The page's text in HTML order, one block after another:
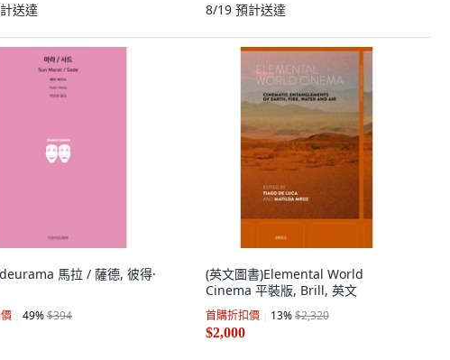
送達 8/19 預計送達
馬拉 / 薩德, 彼得·
49%$394
(英文圖書)Elemental World
Cinema 平裝版, Brill, 英文
首購折扣價 13%$2,320
$2,000